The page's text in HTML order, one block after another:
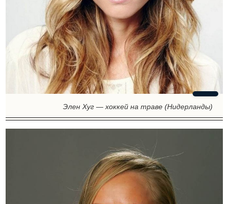
Элен Хуг — хоккей на траве (Нидерланды)